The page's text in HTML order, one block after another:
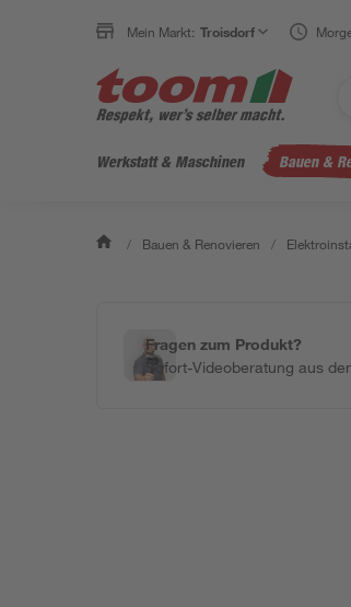
Mein Markt: Troisdorf
Werkstatt & Maschinen Bauen &
/ Bauen & Renovieren /
Fragen zum Produkt?
Sofort-Videoberatung aus